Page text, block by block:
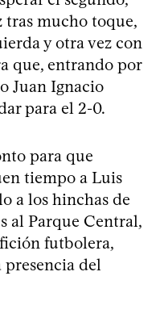
tras mucho toque,
y otra vez con
que, entrando por
Juan Ignacio
para el 2-0.
para que
tiempo a Luis
a los hinchas de
al Parque Central,
futbolera,
presencia del